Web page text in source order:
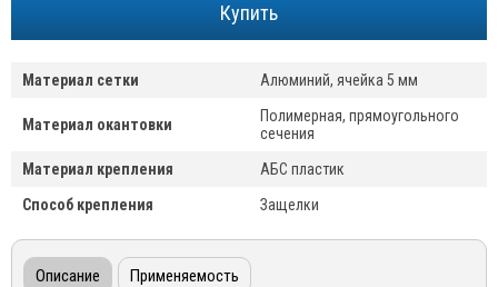
Купить
Материал сетки Алюминий, ячейка 5 мм
Материал окантовки
Полимерная, прямоугольного
сечения
Материал крепления
АБС пластик
Способ крепления
Защелки
Описание Применяемость